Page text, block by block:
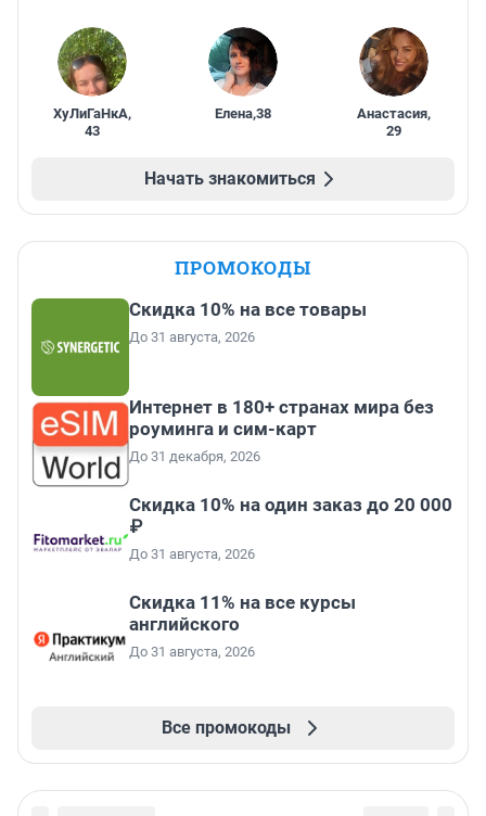
ХуЛиГаНкА,
43
Елена,38 Анастасия,
29
Начать знакомиться
ПРОМОКОДЫ
Скидка 10% на все товары
До 31 августа, 2026
Интернет в 180+ странах мира без
роуминга и сим-карт
До 31 декабря, 2026
Скидка 10% на один заказ до 20 000
₽
До 31 августа, 2026
Скидка 11% на все курсы
английского
До 31 августа, 2026
Все промокоды